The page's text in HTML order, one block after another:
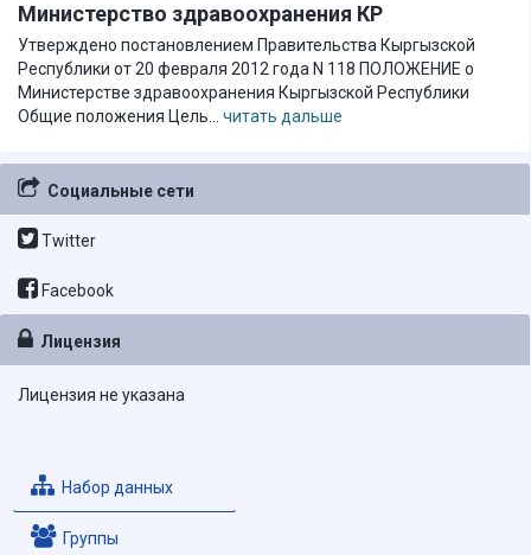
Министерство здравоохранения КР
Утверждено постановлением Правительства Кыргызской
Республики от 20 февраля 2012 года N 118 ПОЛОЖЕНИЕ о
Министерстве здравоохранения Кыргызской Республики
Общие положения Цель... читать дальше
Социальные сети
Twitter
Facebook
Лицензия
Лицензия не указана
Набор данных
Группы